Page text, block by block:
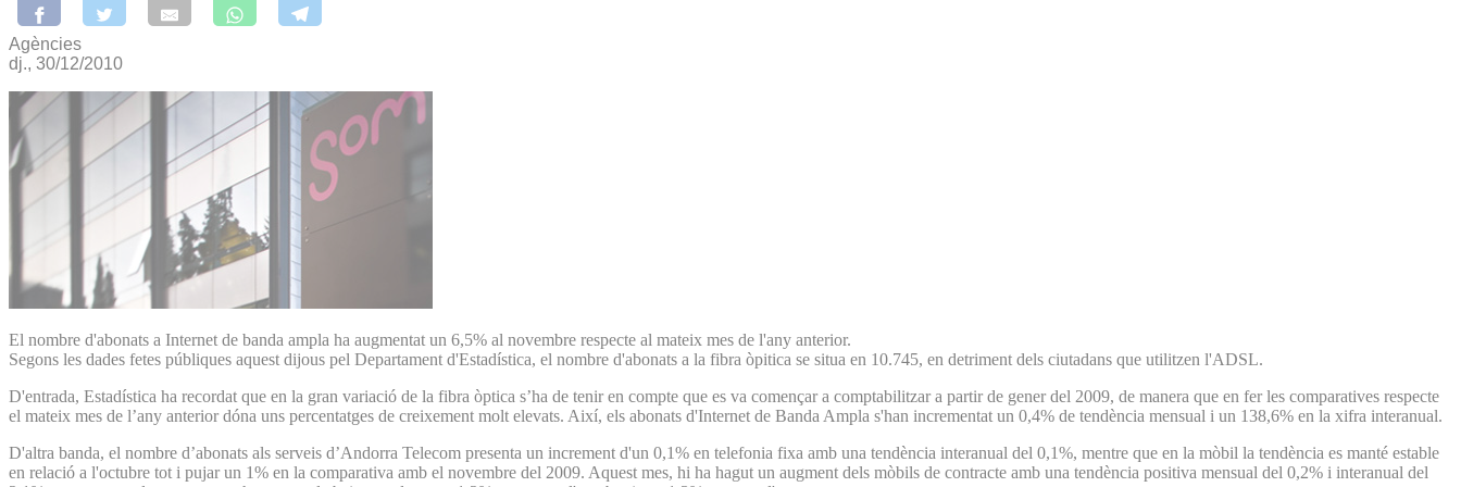
Agències
dj., 30/12/2010
El nombre d'abonats a Internet de banda ampla ha augmentat un 6,5% al novembre respecte al mateix mes de l'any anterior.
Segons les dades fetes públiques aquest dijous pel Departament d'Estadística, el nombre d'abonats a la fibra òpitica se situa en 10.745, en detriment dels ciutadans que utilitzen l'ADSL.
D'entrada, Estadística ha recordat que en la gran variació de la fibra òptica s’ha de tenir en compte que es va començar a comptabilitzar a partir de gener del 2009, de manera que en fer les comparatives respecte
el mateix mes de l’any anterior dóna uns percentatges de creixement molt elevats. Així, els abonats d'Internet de Banda Ampla s'han incrementat un 0,4% de tendència mensual i un 138,6% en la xifra interanual.
D'altra banda, el nombre d’abonats als serveis d’Andorra Telecom presenta un increment d'un 0,1% en telefonia fixa amb una tendència interanual del 0,1%, mentre que en la mòbil la tendència es manté estable
en relació a l'octubre tot i pujar un 1% en la comparativa amb el novembre del 2009. Aquest mes, hi ha hagut un augment dels mòbils de contracte amb una tendència positiva mensual del 0,2% i interanual del